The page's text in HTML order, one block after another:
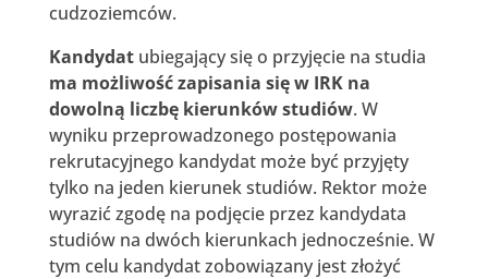
cudzoziemców.
Kandydatubiegający się o przyjęcie na studia
ma możliwość zapisania się w IRK na
dowolną liczbę kierunków studiów. W
wyniku przeprowadzonego postępowania
rekrutacyjnego kandydat może być przyjęty
tylko na jeden kierunek studiów. Rektor może
wyrazić zgodę na podjęcie przez kandydata
studiów na dwóch kierunkach jednocześnie. W
tym celu kandydat zobowiązany jest złożyć